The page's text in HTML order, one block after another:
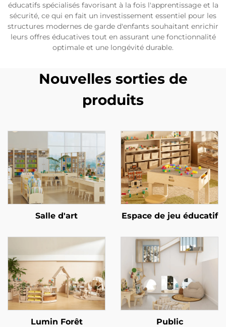
éducatifs spécialisés favorisant à la fois l'apprentissage et la
sécurité, ce qui en fait un investissement essentiel pour les
structures modernes de garde d'enfants souhaitant enrichir
leurs offres éducatives tout en assurant une fonctionnalité
optimale et une longévité durable.
Nouvelles sorties de
produits
Salle d'art Espace de jeu éducatif
Lumin Forêt Public